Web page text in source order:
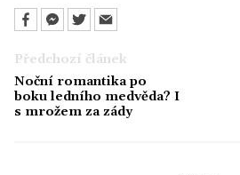
Předchozí článek
Noční romantika po
boku ledního medvěda? I
s mrožem za zády